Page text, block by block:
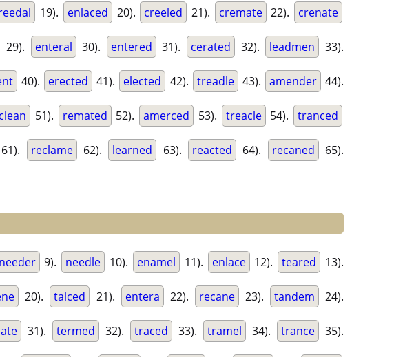
19). enlaced 20). creeled 21). cremate 22). crenate
29). enteral 30). entered 31). cerated 32). leadmen 33).
40). erected 41). elected 42). treadle 43). amender 44).
51). remated 52). amerced 53). treacle 54). tranced
61). reclame 62). learned 63). reacted 64). recaned 65).
needer 9). needle 10). enamel 11). enlace 12). teared 13).
20). talced 21). entera 22). recane 23). tandem 24).
31). termed 32). traced 33). tramel 34). trance 35).